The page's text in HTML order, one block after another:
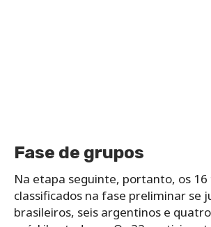
Fase de grupos
Na etapa seguinte, portanto, os
classificados na fase preliminar se
brasileiros, seis argentinos e